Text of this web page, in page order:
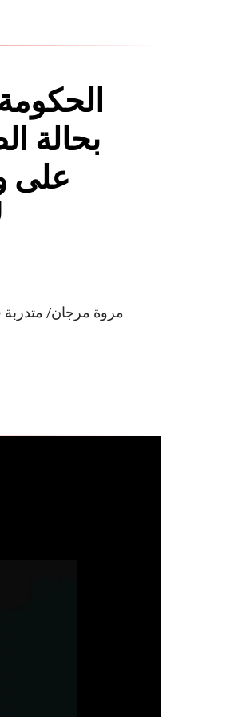
بحالة
على
مروة مرجان/ متدربة